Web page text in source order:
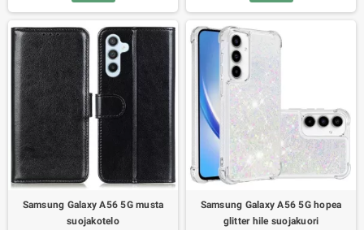
Samsung Galaxy A56 5G musta
suojakotelo
Samsung Galaxy A56 5G hopea
glitter hile suojakuori